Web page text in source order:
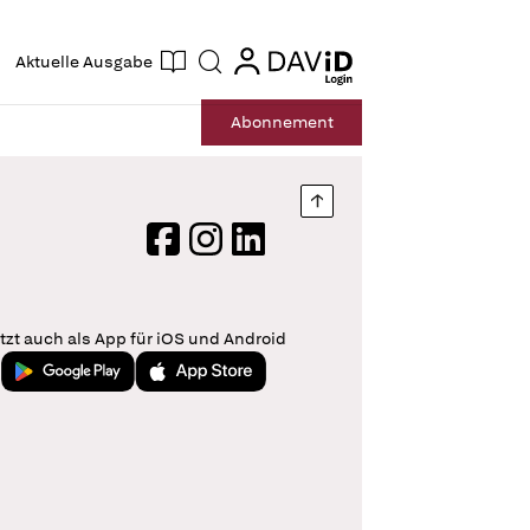
Aktuelle Ausgabe Suche login
login
Abonnement
Nach oben springen
FacebookInstagram
LinkedIn
auch als App für iOS und Android
Jetzt bei Google PlayLaden im App Store